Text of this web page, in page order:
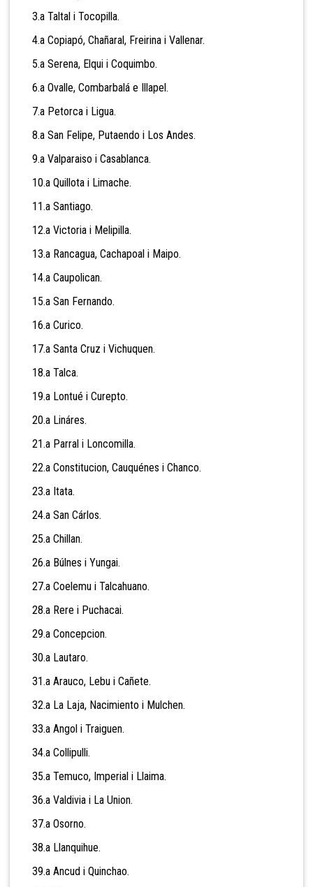
3.a Taltal i Tocopilla.
4.a Copiapó, Chañaral, Freirina i Vallenar.
5.a Serena, Elqui i Coquimbo.
6.a Ovalle, Combarbalá e Illapel.
7.a Petorca i Ligua.
8.a San Felipe, Putaendo i Los Andes.
9.a Valparaiso i Casablanca.
10.a Quillota i Limache.
11.a Santiago.
12.a Victoria i Melipilla.
13.a Rancagua, Cachapoal i Maipo.
14.a Caupolican.
15.a San Fernando.
16.a Curico.
17.a Santa Cruz i Vichuquen.
18.a Talca.
19.a Lontué i Curepto.
20.a Lináres.
21.a Parral i Loncomilla.
22.a Constitucion, Cauquénes i Chanco.
23.a Itata.
24.a San Cárlos.
25.a Chillan.
26.a Búlnes i Yungai.
27.a Coelemu i Talcahuano.
28.a Rere i Puchacai.
29.a Concepcion.
30.a Lautaro.
31.a Arauco, Lebu i Cañete.
32.a La Laja, Nacimiento i Mulchen.
33.a Angol i Traiguen.
34.a Collipulli.
35.a Temuco, Imperial i Llaima.
36.a Valdivia i La Union.
37.a Osorno.
38.a Llanquihue.
39.a Ancud i Quinchao.